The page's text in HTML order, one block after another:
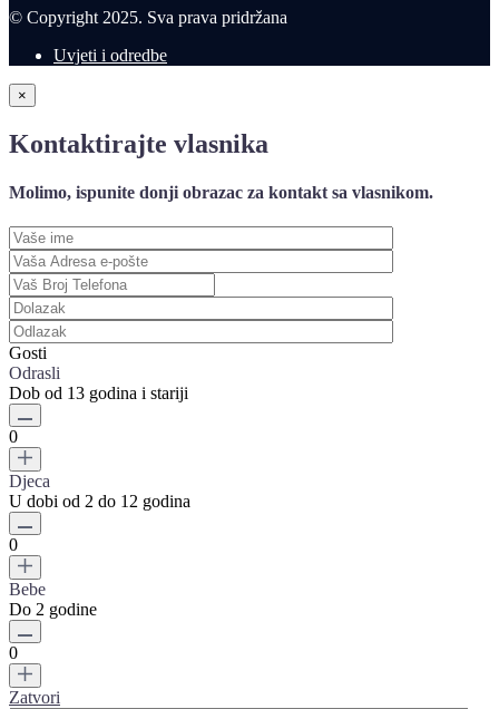
© Copyright 2025. Sva prava pridržana
Uvjeti i odredbe
×
Kontaktirajte vlasnika
Molimo, ispunite donji obrazac za kontakt sa vlasnikom.
Gosti
Odrasli
Dob od 13 godina i stariji
0
Djeca
U dobi od 2 do 12 godina
0
Bebe
Do 2 godine
0
Zatvori